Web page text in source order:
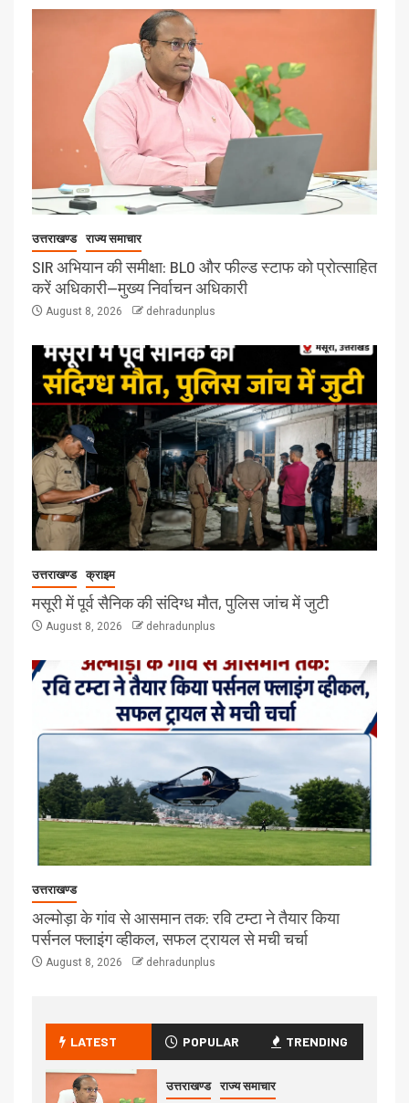
उत्तराखण्ड राज्य समाचार
SIR अभियान की समीक्षा: BLO और फील्ड स्टाफ को प्रोत्साहित
करें अधिकारी—मुख्य निर्वाचन अधिकारी
August 8, 2026 dehradunplus
उत्तराखण्ड क्राइम
मसूरी में पूर्व सैनिक की संदिग्ध मौत, पुलिस जांच में जुटी
August 8, 2026 dehradunplus
उत्तराखण्ड
अल्मोड़ा के गांव से आसमान तक: रवि टम्टा ने तैयार किया
पर्सनल फ्लाइंग व्हीकल, सफल ट्रायल से मची चर्चा
August 8, 2026 dehradunplus
LATEST POPULAR TRENDING
उत्तराखण्ड राज्य समाचार